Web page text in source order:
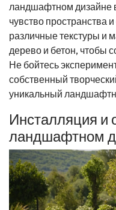
ландшафтном дизайне
чувство пространства
различные текстуры и
дерево и бетон, чтобы
Не бойтесь
собственный
уникальный
Инсталляция и
ландшафтном